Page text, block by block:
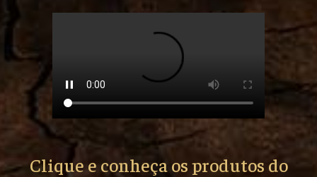
Clique e conheça os produtos do